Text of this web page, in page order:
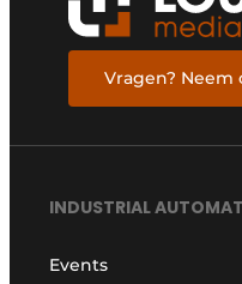
Vragen? Neem
INDUSTRIAL
Events